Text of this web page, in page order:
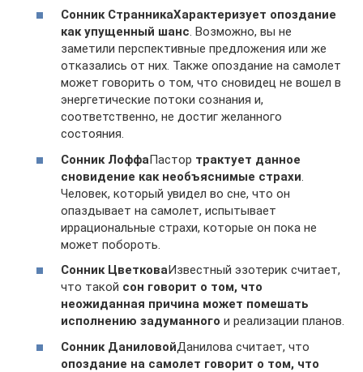
Сонник СтранникаХарактеризует опоздание
как упущенный шанс. Возможно, вы не
заметили перспективные предложения или же
отказались от них. Также опоздание на самолет
может говорить о том, что сновидец не вошел в
энергетические потоки сознания и,
соответственно, не достиг желанного
состояния.
Сонник ЛоффаПастор трактует данное
сновидение как необъяснимые страхи
Человек, который увидел во сне, что он
опаздывает на самолет, испытывает
иррациональные страхи, которые он пока не
может побороть.
Сонник ЦветковаИзвестный эзотерик считает,
что такой сон говорит о том, что
неожиданная причина может помешать
исполнению задуманного и реализации планов.
Сонник ДаниловойДанилова считает, что
опоздание на самолет говорит о том, что